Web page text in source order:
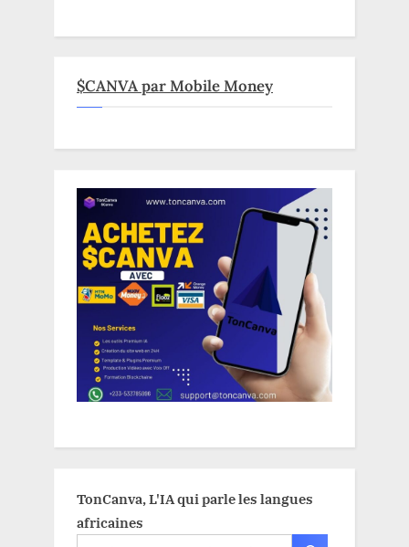
$CANVA par Mobile Money
TonCanva, L'IA qui parle les langues
africaines